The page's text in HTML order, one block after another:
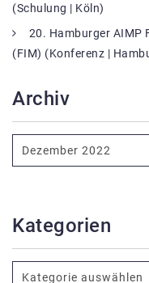
(Schulung | Köln)
20. Hamburger AIMP
(FIM) (Konferenz |
Archiv
Kategorien